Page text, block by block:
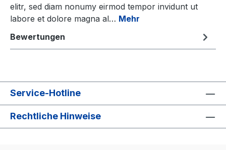
elitr, sed diam nonumy eirmod tempor invidunt ut
labore et dolore magna al… Mehr
Bewertungen
Service-Hotline
Rechtliche Hinweise